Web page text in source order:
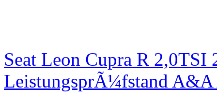
Seat Leon Cupra R
LeistungsprÃ¼fstand